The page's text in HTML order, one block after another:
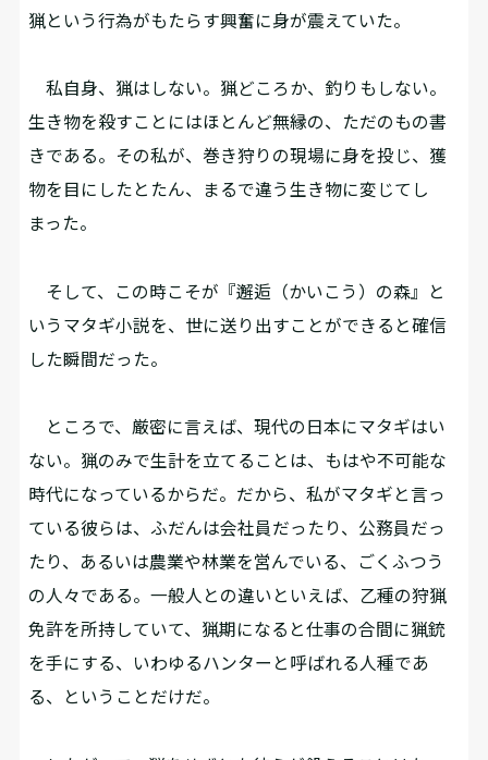
猟という行為がもたらす興奮に身が震えていた。
私自身、猟はしない。猟どころか、釣りもしない。
生き物を殺すことにはほとんど無縁の、ただのもの書
きである。その私が、巻き狩りの現場に身を投じ、獲
物を目にしたとたん、まるで違う生き物に変じてし
まった。
そして、この時こそが『邂逅（かいこう）の森』と
いうマタギ小説を、世に送り出すことができると確信
した瞬間だった。
ところで、厳密に言えば、現代の日本にマタギはい
ない。猟のみで生計を立てることは、もはや不可能な
時代になっているからだ。だから、私がマタギと言っ
ている彼らは、ふだんは会社員だったり、公務員だっ
たり、あるいは農業や林業を営んでいる、ごくふつう
の人々である。一般人との違いといえば、乙種の狩猟
免許を所持していて、猟期になると仕事の合間に猟銃
を手にする、いわゆるハンターと呼ばれる人種であ
る、ということだけだ。